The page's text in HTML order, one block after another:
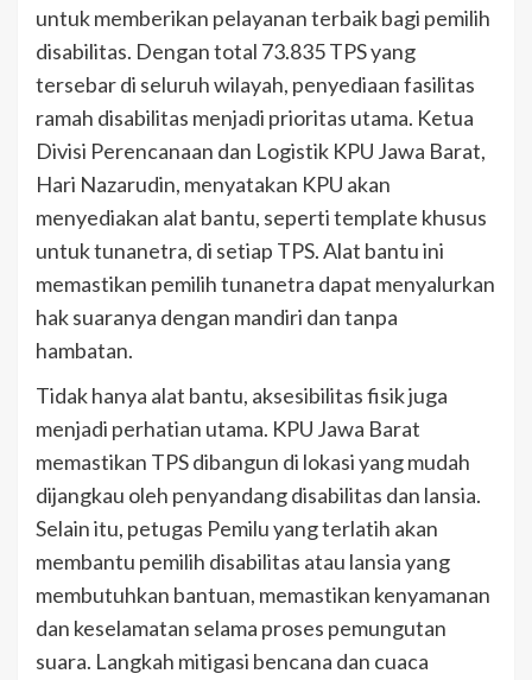
untuk memberikan pelayanan terbaik bagi pemilih
disabilitas. Dengan total 73.835 TPS yang
tersebar di seluruh wilayah, penyediaan fasilitas
ramah disabilitas menjadi prioritas utama. Ketua
Divisi Perencanaan dan Logistik KPU Jawa Barat,
Hari Nazarudin, menyatakan KPU akan
menyediakan alat bantu, seperti template khusus
untuk tunanetra, di setiap TPS. Alat bantu ini
memastikan pemilih tunanetra dapat menyalurkan
hak suaranya dengan mandiri dan tanpa
hambatan.
Tidak hanya alat bantu, aksesibilitas fisik juga
menjadi perhatian utama. KPU Jawa Barat
memastikan TPS dibangun di lokasi yang mudah
dijangkau oleh penyandang disabilitas dan lansia.
Selain itu, petugas Pemilu yang terlatih akan
membantu pemilih disabilitas atau lansia yang
membutuhkan bantuan, memastikan kenyamanan
dan keselamatan selama proses pemungutan
suara. Langkah mitigasi bencana dan cuaca